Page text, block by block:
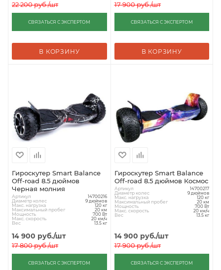
22 200руб./шт
СВЯЗАТЬСЯ С ЭКСПЕРТОМ
В КОРЗИНУ
17 900руб./шт
СВЯЗАТЬСЯ С ЭКСПЕРТОМ
В КОРЗИНУ
Гироскутер Smart Balance
Off-road 8.5 дюймов
Черная молния
Артикул 14700216
Диаметр колес 9 дюймов
Макс. нагрузка 120 кг
Максимальный пробег 20 км
Мощность 700 Вт
Макс. скорость 20 км/ч
Вес 13.5 кг
14 900 руб./шт
17 800руб./шт
СВЯЗАТЬСЯ С ЭКСПЕРТОМ
Гироскутер Smart Balance
Off-road 8.5 дюймов Космос
Артикул 14700217
Диаметр колес 9 дюймов
Макс. нагрузка 120 кг
Максимальный пробег 20 км
Мощность 700 Вт
Макс. скорость 20 км/ч
Вес 13.5 кг
14 900 руб./шт
17 900руб./шт
СВЯЗАТЬСЯ С ЭКСПЕРТОМ